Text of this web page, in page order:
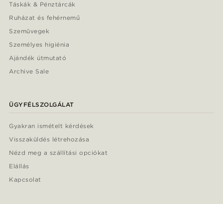
Táskák & Pénztárcák
Ruházat és fehérnemű
Szemüvegek
Személyes higiénia
Ajándék útmutató
Archive Sale
ÜGYFÉLSZOLGÁLAT
Gyakran ismételt kérdések
Visszaküldés létrehozása
Nézd meg a szállítási opciókat
Elállás
Kapcsolat